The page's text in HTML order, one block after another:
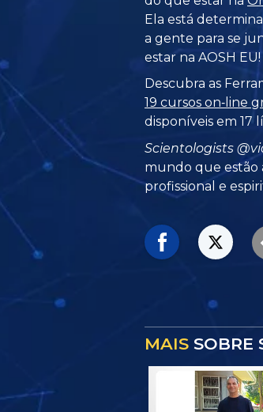
Ela está
a gente para se
estar na AOSH EU!
Descubra as
19 cursos on‑line
disponíveis em 17
Scientologists
mundo que estão
profissional e
MAIS SOBRE